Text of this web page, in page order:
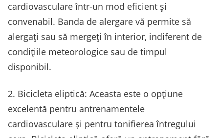
cardiovasculare într-un mod eficient și
convenabil. Banda de alergare vă permite să
alergați sau să mergeți în interior, indiferent de
condițiile meteorologice sau de timpul
disponibil.
2. Bicicleta eliptică: Aceasta este o opțiune
excelentă pentru antrenamentele
cardiovasculare și pentru tonifierea întregului